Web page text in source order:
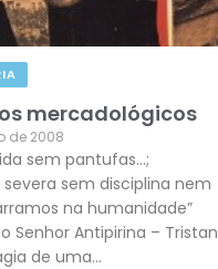
mercadológicos
de 2008
sem pantufas…;
sem disciplina nem
na humanidade”
Senhor Antipirina – Tristan
de uma…